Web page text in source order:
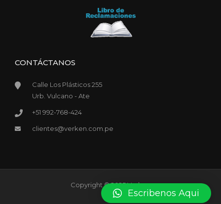
CONTÁCTANOS
Calle Los Plásticos 255
Urb. Vulcano - Ate
+51 992-768-424
clientes@verken.com.pe
Copyright © 2025 Verken
Escribenos Aqui